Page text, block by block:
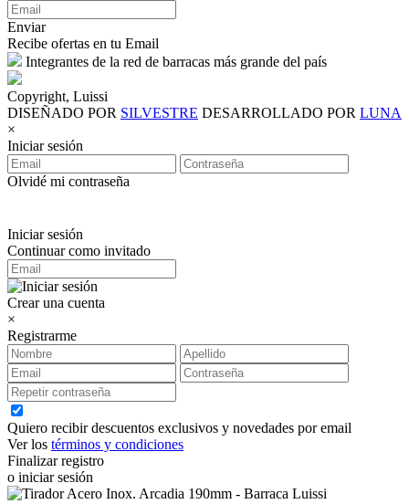
Enviar
Recibe ofertas en tu Email
Integrantes de la red de barracas más grande del país
Copyright, Luissi
DISEÑADO POR SILVESTRE DESARROLLADO POR LUNA
×
Iniciar sesión
Olvidé mi contraseña
Iniciar sesión
Continuar como invitado
Crear una cuenta
×
Registrarme
Quiero recibir descuentos exclusivos y novedades por email
Ver los términos y condiciones
Finalizar registro
o iniciar sesión